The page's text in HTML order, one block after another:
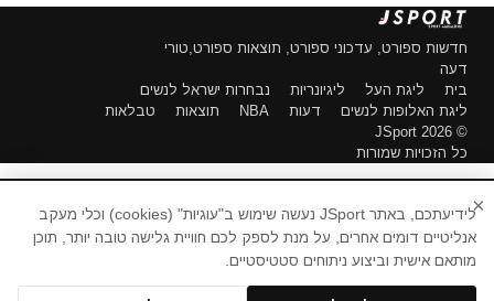
חדשות ספורט, עדכוני ספורט, תוצאות ספורט,טורי
דעה
בית
ליגת העל ליגיונריות
נבחרות ישראל לנשים
ליגת האלופות לנשים
דעות NBA תוצאות
טבלאות
© 2026 JSport
כל הזכויות שמורות
×
לידיעתכם, באתר JSport נעשה שימוש ב"עוגיות" (cookies) וכלי מעקב
אנליטיים דומים אחרים, על מנת לספק לכם חוויית גלישה טובה יותר, תוכן
מותאם אישית וביצוע ניתוחים סטטיסטיים.